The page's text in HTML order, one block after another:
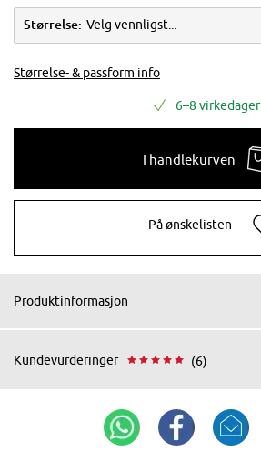
Størrelse: Velg vennligst...
Størrelse- & passform info
6–8 virkedager
I handlekurven
På ønskelisten
Produktinformasjon
Kundevurderinger (6)